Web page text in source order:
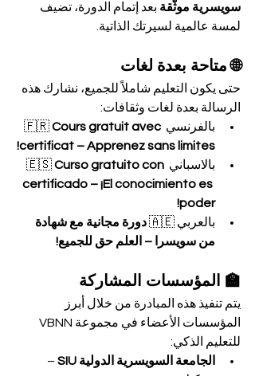
سويسرية موثّقة بعد إتمام الدورة، تضيف
لمسة عالمية لسيرتك الذاتية.
🌐 متاحة بعدة لغات
حتى يكون التعليم شاملاً للجميع، نشارك هذه
الرسالة بعدة لغات وثقافات:
بالفرنسي 🇫🇷 Cours gratuit avec
certificat – Apprenez sans limites!
بالاسباني 🇪🇸 Curso gratuito con
certificado – ¡El conocimiento es
poder!
بالعربي 🇦🇪
دورة مجانية مع شهادة
من سويسرا – العلم حق للجميع!
🏫 المؤسسات المشاركة
يتم تنفيذ هذه المبادرة من خلال أبرز
للتعليم الذكي:
الجامعة السويسرية الدولية SIU
–